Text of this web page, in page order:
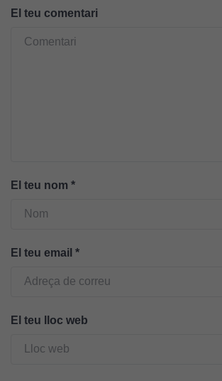
El teu comentari
El teu nom *
El teu email *
El teu lloc web